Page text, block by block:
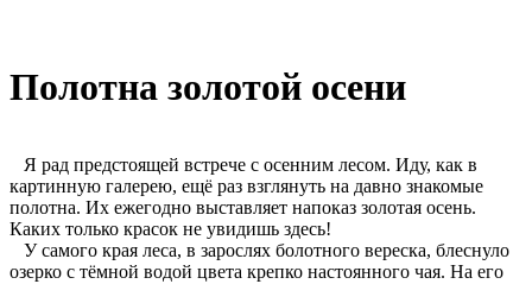
Полотна золотой осени
Я рад предстоящей встрече с осенним лесом. Иду, как в
картинную галерею, ещё раз взглянуть на давно знакомые
полотна. Их ежегодно выставляет напоказ золотая осень.
Каких только красок не увидишь здесь!
У самого края леса, в зарослях болотного вереска, блеснуло
озерко с тёмной водой цвета крепко настоянного чая. На его